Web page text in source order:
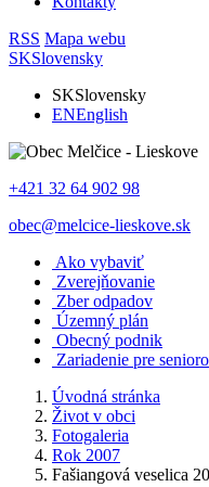
RSS Mapa webu
SKSlovensky
SKSlovensky
ENEnglish
+421 32 64 902 98
obec@melcice-lieskove.sk
Ako vybaviť
Zverejňovanie
Zber odpadov
Územný plán
Obecný podnik
Zariadenie pre
Úvodná stránka
Život v obci
Fotogaleria
Rok 2007
Fašiangová veselica